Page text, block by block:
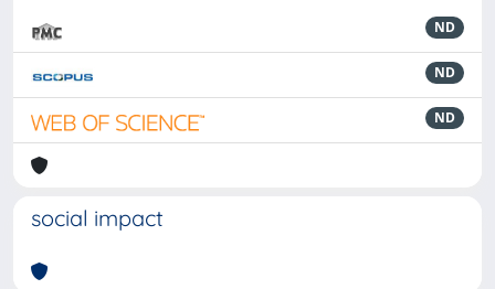
ND
ND
ND
social impact